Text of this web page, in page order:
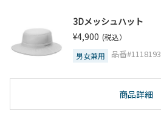
3Dメッシュハット
¥4,900 (税込）
男女兼用
品番#1118193
商品詳細